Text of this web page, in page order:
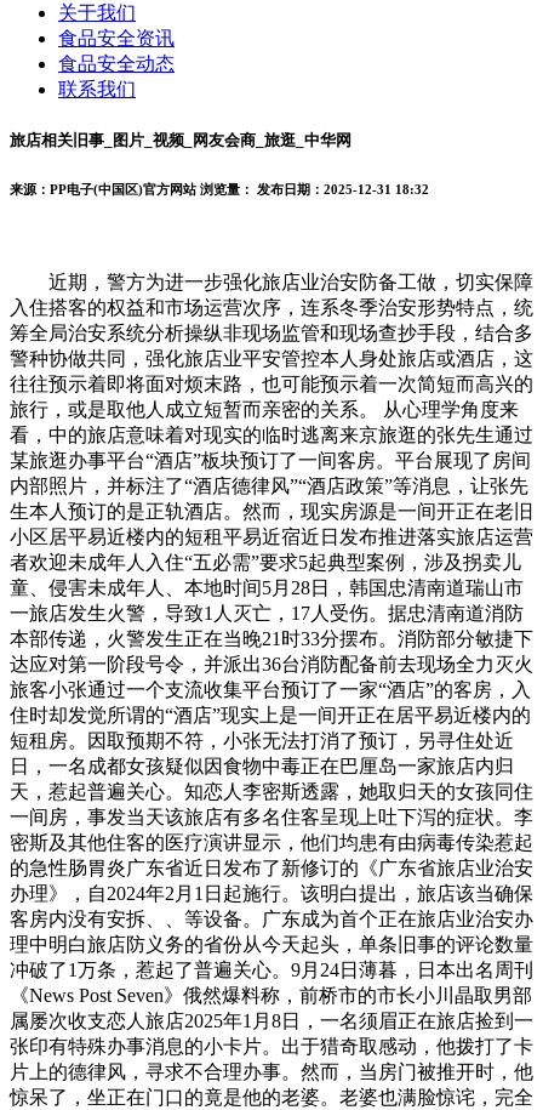
关于我们
食品安全资讯
食品安全动态
联系我们
旅店相关旧事_图片_视频_网友会商_旅逛_中华网
来源：PP电子(中国区)官方网站 浏览量： 发布日期：2025-12-31 18:32
近期，警方为进一步强化旅店业治安防备工做，切实保障
入住搭客的权益和市场运营次序，连系冬季治安形势特点，统
筹全局治安系统分析操纵非现场监管和现场查抄手段，结合多
警种协做共同，强化旅店业平安管控本人身处旅店或酒店，这
往往预示着即将面对烦末路，也可能预示着一次简短而高兴的
旅行，或是取他人成立短暂而亲密的关系。 从心理学角度来
看，中的旅店意味着对现实的临时逃离来京旅逛的张先生通过
某旅逛办事平台“酒店”板块预订了一间客房。平台展现了房间
内部照片，并标注了“酒店德律风”“酒店政策”等消息，让张先
生本人预订的是正轨酒店。然而，现实房源是一间开正在老旧
小区居平易近楼内的短租平易近宿近日发布推进落实旅店运营
者欢迎未成年人入住“五必需”要求5起典型案例，涉及拐卖儿
童、侵害未成年人、本地时间5月28日，韩国忠清南道瑞山市
一旅店发生火警，导致1人灭亡，17人受伤。据忠清南道消防
本部传递，火警发生正在当晚21时33分摆布。消防部分敏捷下
达应对第一阶段号令，并派出36台消防配备前去现场全力灭火
旅客小张通过一个支流收集平台预订了一家“酒店”的客房，入
住时却发觉所谓的“酒店”现实上是一间开正在居平易近楼内的
短租房。因取预期不符，小张无法打消了预订，另寻住处近
日，一名成都女孩疑似因食物中毒正在巴厘岛一家旅店内归
天，惹起普遍关心。知恋人李密斯透露，她取归天的女孩同住
一间房，事发当天该旅店有多名住客呈现上吐下泻的症状。李
密斯及其他住客的医疗演讲显示，他们均患有由病毒传染惹起
的急性肠胃炎广东省近日发布了新修订的《广东省旅店业治安
办理》，自2024年2月1日起施行。该明白提出，旅店该当确保
客房内没有安拆、、等设备。广东成为首个正在旅店业治安办
理中明白旅店防义务的省份从今天起头，单条旧事的评论数量
冲破了1万条，惹起了普遍关心。9月24日薄暮，日本出名周刊
《News Post Seven》俄然爆料称，前桥市的市长小川晶取男部
属屡次收支恋人旅店2025年1月8日，一名须眉正在旅店捡到一
张印有特殊办事消息的小卡片。出于猎奇取感动，他拨打了卡
片上的德律风，寻求不合理办事。然而，当房门被推开时，他
惊呆了，坐正在门口的竟是他的老婆。老婆也满脸惊诧，完全